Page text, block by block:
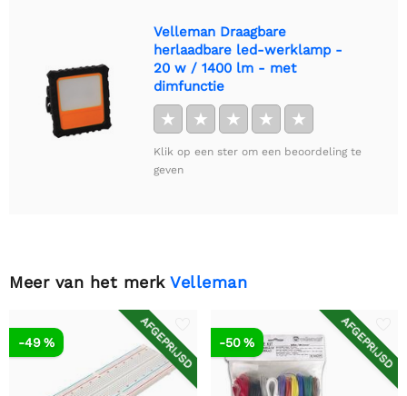
Velleman Draagbare
herlaadbare led-werklamp -
20 w / 1400 lm - met
dimfunctie
★ ★ ★ ★ ★
Klik op een ster om een beoordeling te
geven
Meer van het merk Velleman
AFGEPRIJSD
-49 % AFGEPRIJSD
-50 %